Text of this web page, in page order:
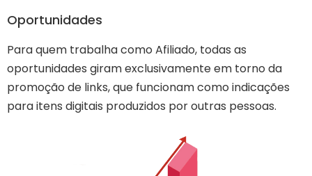
Oportunidades
Para quem trabalha como Afiliado, todas as
oportunidades giram exclusivamente em torno da
promoção de links, que funcionam como indicações
para itens digitais produzidos por outras pessoas.